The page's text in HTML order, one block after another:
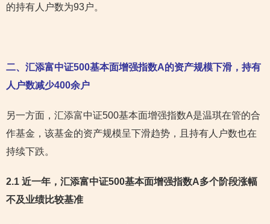
的持有人户数为93户。
二、汇添富中证500基本面增强指数A的资产规模下滑，持有
人户数减少400余户
另一方面，汇添富中证500基本面增强指数A是温琪在管的合
作基金，该基金的资产规模呈下滑趋势，且持有人户数也在
持续下跌。
2.1 近一年，汇添富中证500基本面增强指数A多个阶段涨幅
不及业绩比较基准